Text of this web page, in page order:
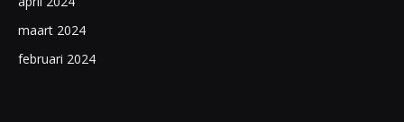
maart 2024
februari 2024